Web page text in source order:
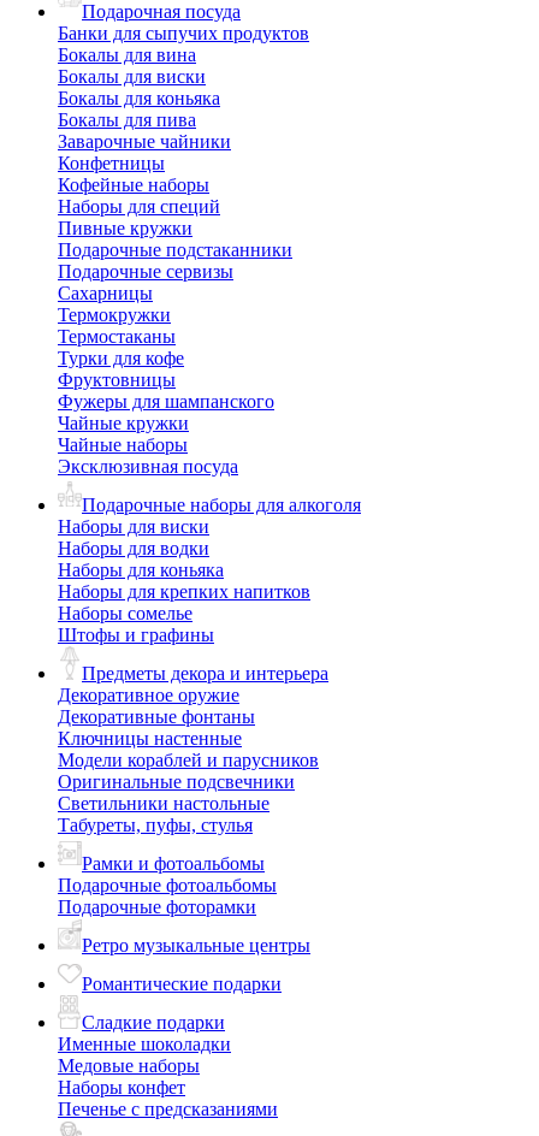
Подарочная посуда
Банки для сыпучих продуктов
Бокалы для вина
Бокалы для виски
Бокалы для коньяка
Бокалы для пива
Заварочные чайники
Конфетницы
Кофейные наборы
Наборы для специй
Пивные кружки
Подарочные подстаканники
Подарочные сервизы
Сахарницы
Термокружки
Термостаканы
Турки для кофе
Фруктовницы
Фужеры для шампанского
Чайные кружки
Чайные наборы
Эксклюзивная посуда
Подарочные наборы для алкоголя
Наборы для виски
Наборы для водки
Наборы для коньяка
Наборы для крепких напитков
Наборы сомелье
Штофы и графины
Предметы декора и интерьера
Декоративное оружие
Декоративные фонтаны
Ключницы настенные
Модели кораблей и парусников
Оригинальные подсвечники
Светильники настольные
Табуреты, пуфы, стулья
Рамки и фотоальбомы
Подарочные фотоальбомы
Подарочные фоторамки
Ретро музыкальные центры
Романтические подарки
Сладкие подарки
Именные шоколадки
Медовые наборы
Наборы конфет
Печенье с предсказаниями